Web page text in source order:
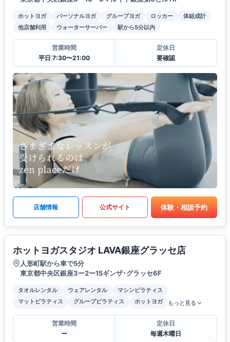
ホットヨガ パーソナルヨガ グループヨガ ロッカー
体組成計
他店舗利用
ウォーターサーバー 駅から5分以内
営業時間
平日 7:30〜21:00
定休日
要確認
店舗情報 公式サイト 体験・相談予約
ホットヨガスタジオ LAVA銀座グラッセ店
人形町駅から車で5分
東京都中央区銀座3ー2ー15ギンザ･グラッセ6F
タオルレンタル ウェアレンタル
マシンピラティス
マットピラティス
グループピラティス ホットヨガ もっと見る
営業時間
ー
定休日
毎週木曜日